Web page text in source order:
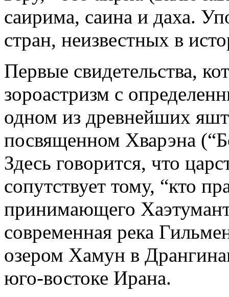
саирима, саина и даха.
стран, неизвестных в
Первые свидетельства,
зороастризм с
одном из древнейших
посвященном Хварэна
Здесь говорится, что
сопутствует тому, “кто
принимающего
современная река
озером Хамун в
юго-востоке Ирана.